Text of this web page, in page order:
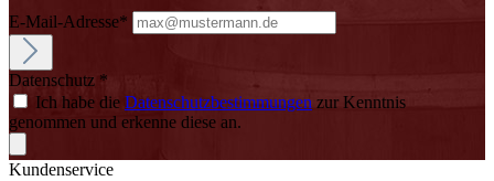
E-Mail-Adresse*
Datenschutz *
Ich habe die Datenschutzbestimmungen zur Kenntnis
genommen und erkenne diese an.
Kundenservice